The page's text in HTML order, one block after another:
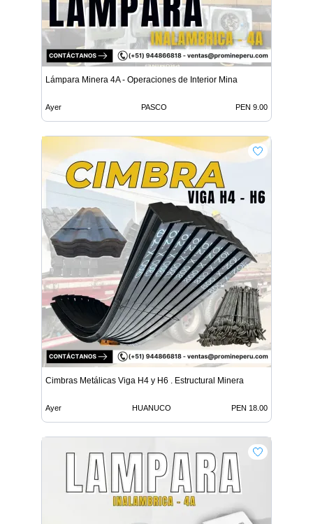
Lámpara Minera 4A - Operaciones de Interior Mina
Ayer PASCO PEN 9.00
Cimbras Metálicas Viga H4 y H6 . Estructural Minera
Ayer HUANUCO PEN 18.00